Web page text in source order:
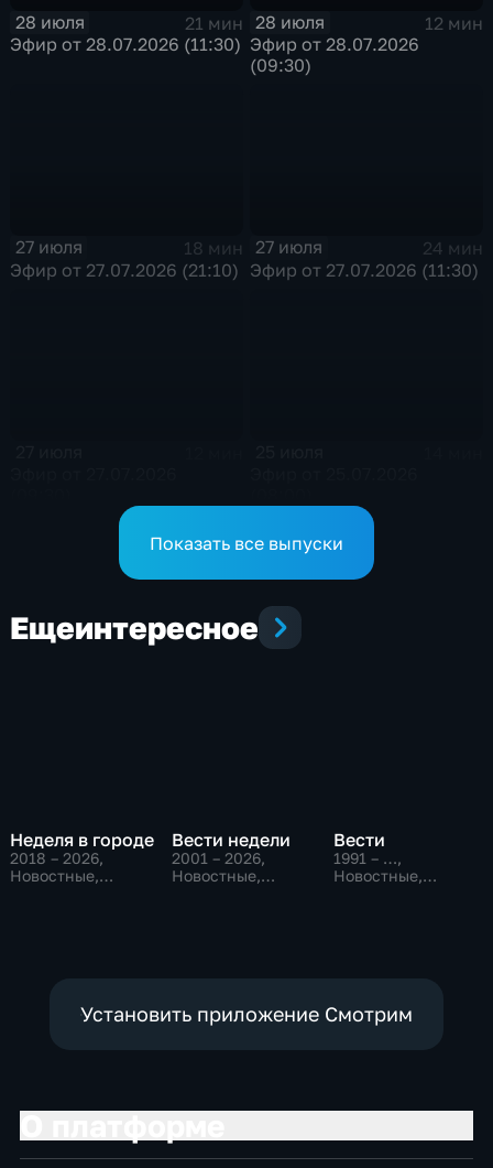
28 июля
21 мин
Эфир от 28.07.2026 (11:30)
28 июля
12 мин
Эфир от 28.07.2026
(09:30)
27 июля
18 мин
Эфир от 27.07.2026 (21:10)
27 июля
24 мин
Эфир от 27.07.2026 (11:30)
Показать все выпуски
Ещеинтересное
Неделя в городе
2018 – 2026,
Новостные,
Вести недели
2001 – 2026,
Новостные,
Вести
1991 – …,
Новостные,
Установить приложение Смотрим